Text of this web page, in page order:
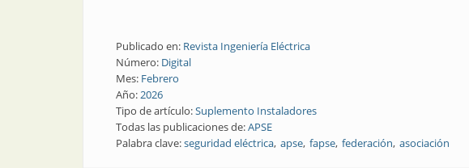
Publicado en: Revista Ingeniería Eléctrica
Número: Digital
Mes: Febrero
Año:2026
Tipo de artículo:Suplemento Instaladores
Todas las publicaciones de:APSE
Palabra clave:seguridad eléctrica apse fapse federación asociación